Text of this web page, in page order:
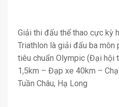
Giải thi đấu thể thao cực kỳ
Triathlon là giải đấu ba môn
tiêu chuẩn Olympic (Đại hội
1,5km – Đạp xe 40km –
Tuần Châu, Hạ Long